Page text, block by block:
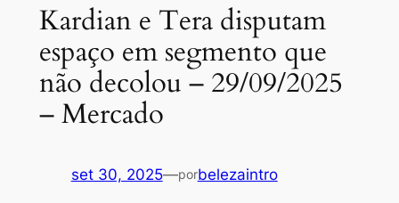
Kardian e Tera disputam
espaço em segmento que
não decolou – 29/09/2025
– Mercado
set 30, 2025—porbelezaintro